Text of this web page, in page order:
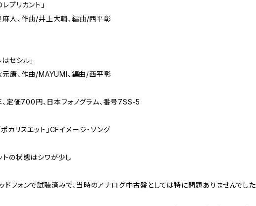
レプリカント」
人、作曲/井上大輔、編曲/西平彰
はセシル」
康、作曲/MAYUMI、編曲/西平彰
定価700円、日本フォノグラム、番号7SS-5
カリスエット｣CFイメージ・ソング
トの状態はシワが少し
ドフォンで試聴済みで、当時のアナログ中古盤としては特に問題ありませんでした